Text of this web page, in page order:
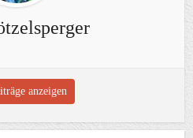
anzeigen